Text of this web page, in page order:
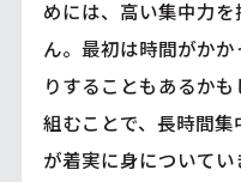
めには、高い集中力
ん。最初は時間がか
りすることもあるか
組むことで、長時間
が着実に身についてい